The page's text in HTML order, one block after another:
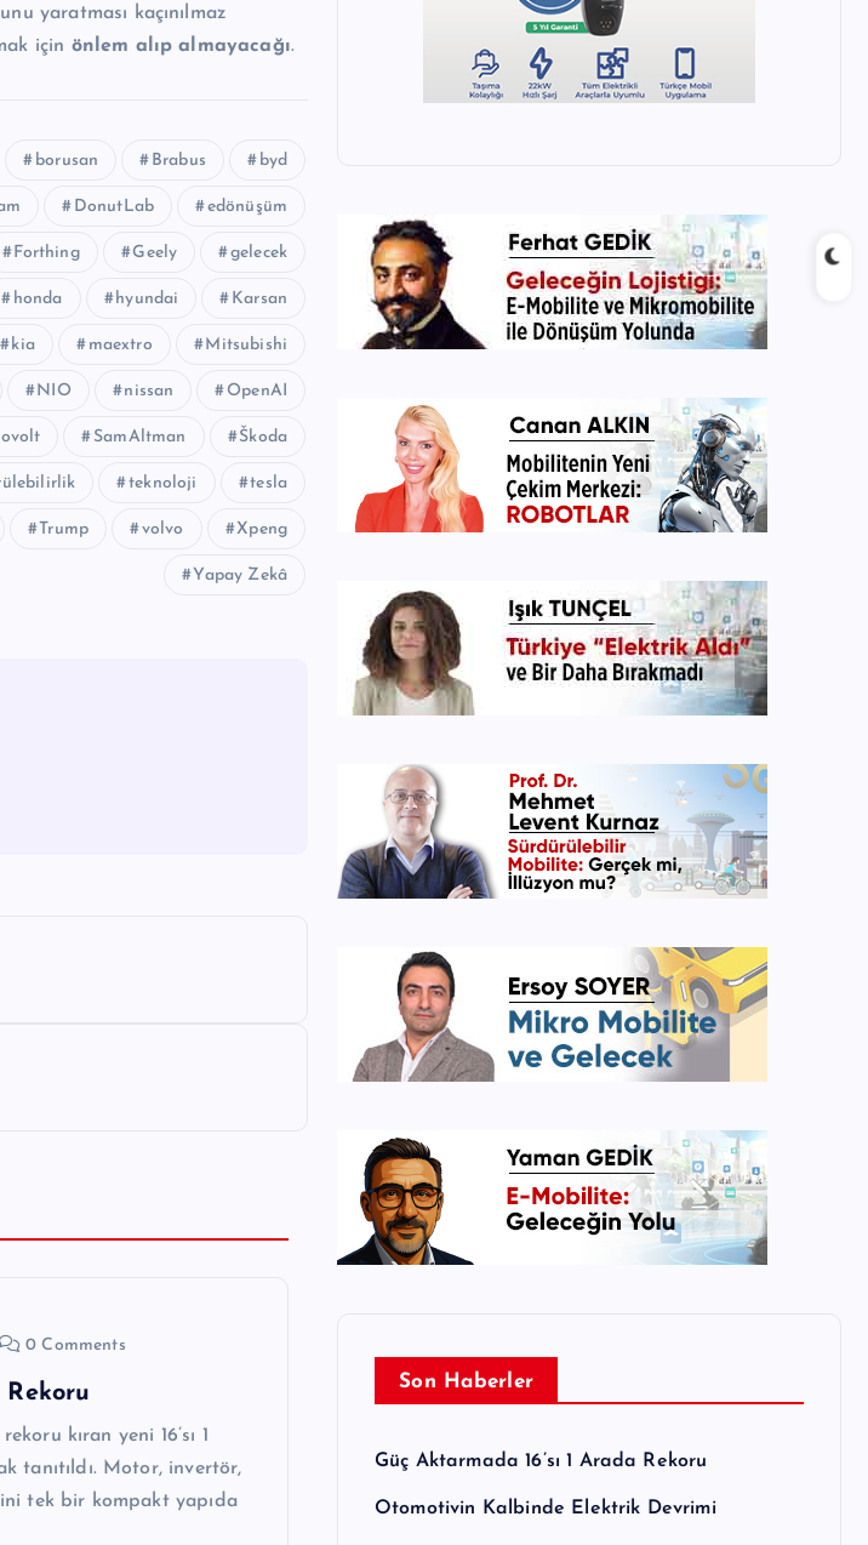
yaratması kaçınılmaz
için önlem alıp almayacağı.
borusan Brabus byd
DonutLab edönüşüm
Forthing Geely gelecek
honda hyundai Karsan
kia maextro Mitsubishi
NIO nissan OpenAI
ovolt SamAltman Škoda
teknoloji tesla
Trump volvo Xpeng
Yapay Zekâ
0 Comments
Rekoru
kıran yeni 16’sı 1
tanıtıldı. Motor, invertör,
tek bir kompakt yapıda
Son Haberler
Güç Aktarmada 16’sı 1 Arada Rekoru
Otomotivin Kalbinde Elektrik Devrimi